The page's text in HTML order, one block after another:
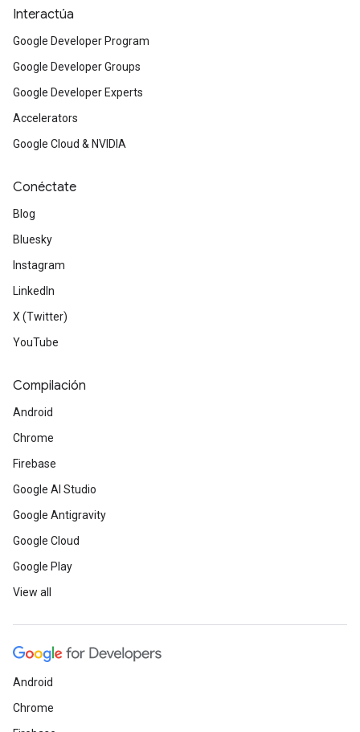
Interactúa
Google Developer Program
Google Developer Groups
Google Developer Experts
Accelerators
Google Cloud & NVIDIA
Conéctate
Blog
Bluesky
Instagram
LinkedIn
X (Twitter)
YouTube
Compilación
Android
Chrome
Firebase
Google AI Studio
Google Antigravity
Google Cloud
Google Play
View all
Android
Chrome